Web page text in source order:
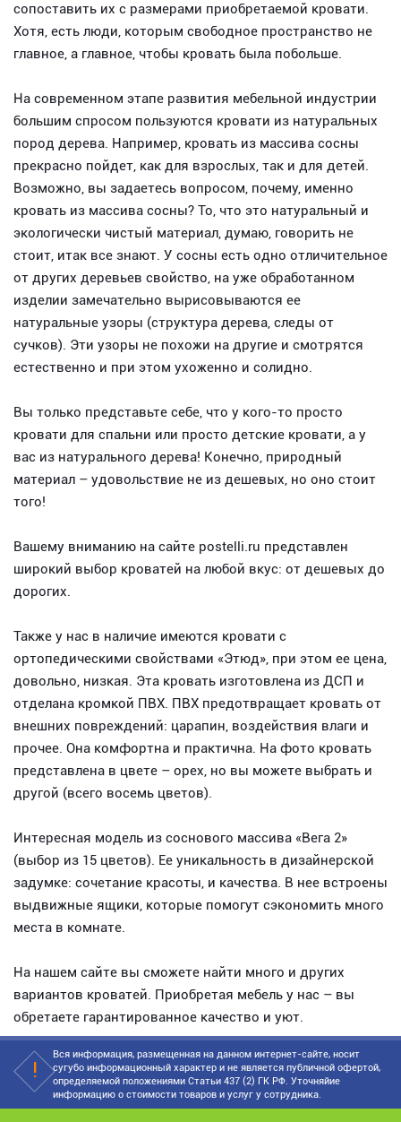
сопоставить их с размерами приобретаемой кровати.
Хотя, есть люди, которым свободное пространство не
главное, а главное, чтобы кровать была побольше.
На современном этапе развития мебельной индустрии
большим спросом пользуются кровати из натуральных
пород дерева. Например, кровать из массива сосны
прекрасно пойдет, как для взрослых, так и для детей.
Возможно, вы задаетесь вопросом, почему, именно
кровать из массива сосны? То, что это натуральный и
экологически чистый материал, думаю, говорить не
стоит, итак все знают. У сосны есть одно отличительное
от других деревьев свойство, на уже обработанном
изделии замечательно вырисовываются ее
натуральные узоры (структура дерева, следы от
сучков). Эти узоры не похожи на другие и смотрятся
естественно и при этом ухоженно и солидно.
Вы только представьте себе, что у кого-то просто
кровати для спальни или просто детские кровати, а у
вас из натурального дерева! Конечно, природный
материал – удовольствие не из дешевых, но оно стоит
того!
Вашему вниманию на сайте postelli.ru представлен
широкий выбор кроватей на любой вкус: от дешевых до
дорогих.
Также у нас в наличие имеются кровати с
ортопедическими свойствами «Этюд», при этом ее цена,
довольно, низкая. Эта кровать изготовлена из ДСП и
отделана кромкой ПВХ. ПВХ предотвращает кровать от
внешних повреждений: царапин, воздействия влаги и
прочее. Она комфортна и практична. На фото кровать
представлена в цвете – орех, но вы можете выбрать и
другой (всего восемь цветов).
Интересная модель из соснового массива «Вега 2»
(выбор из 15 цветов). Ее уникальность в дизайнерской
задумке: сочетание красоты, и качества. В нее встроены
выдвижные ящики, которые помогут сэкономить много
места в комнате.
На нашем сайте вы сможете найти много и других
вариантов кроватей. Приобретая мебель у нас – вы
обретаете гарантированное качество и уют.
Вся информация, размещенная на данном интернет-сайте, носит
сугубо информационный характер и не является публичной офертой,
определяемой положениями Статьи 437 (2) ГК РФ. Уточняйие
информацию о стоимости товаров и услуг у сотрудника.